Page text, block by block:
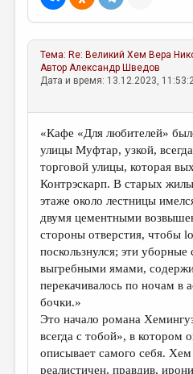
Тема: Re: Великий Хем Вера
АвторАлександр Шведов
Дата и время: 13.12.2023,
«Кафе «Для любителей»
улицы Муфтар, узкой,
торговой улицы, которая
Контрэскарп. В старых
этаже около лестницы
двумя цементными
стороны отверстия, чтобы
поскользнулся; эти уборные
выгребными ямами,
перекачивалось по ночам в
бочки.»
Это начало романа
всегда с тобой», в котором
описывает самого себя.
реалистичен, правдив,